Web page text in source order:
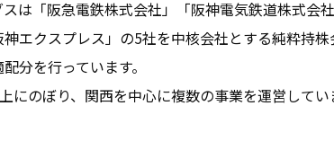
は「阪急電鉄株式会社」「阪神電気鉄道株式会
エクスプレス」の5社を中核会社とする純粋持
分を行っています。
にのぼり、関西を中心に複数の事業を運営してい